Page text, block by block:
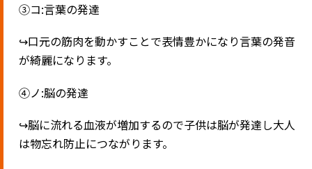
③コ:言葉の発達
↪︎口元の筋肉を動かすことで表情豊かになり言葉の発音
が綺麗になります。
④ノ:脳の発達
↪︎脳に流れる血液が増加するので子供は脳が発達し大人
は物忘れ防止につながります。